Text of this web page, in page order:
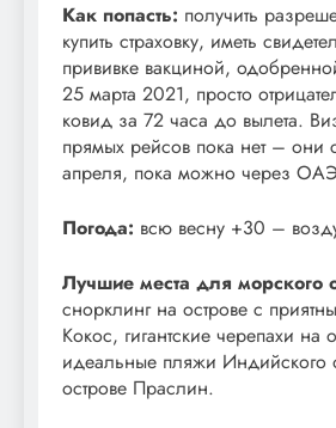
Как попасть: получить
купить страховку, иметь
прививке вакциной,
25 марта 2021, просто
ковид за 72 часа до вылета.
прямых рейсов пока нет – они
апреля, пока можно через
Погода: всю весну +30 –
Лучшие места для морского
снорклинг на острове с
Кокос, гигантские черепахи на
идеальные пляжи Индийского
острове Праслин.